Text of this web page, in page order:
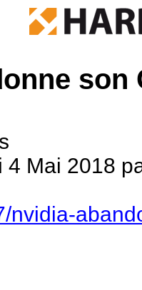
son
4 Mai 2018
nvidia-